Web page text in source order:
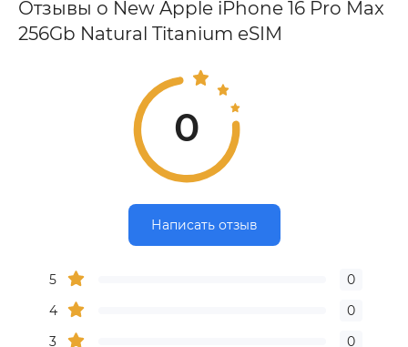
Отзывы о New Apple iPhone 16 Pro Max
256Gb Natural Titanium eSIM
0
Написать отзыв
5
0
4
0
3
0